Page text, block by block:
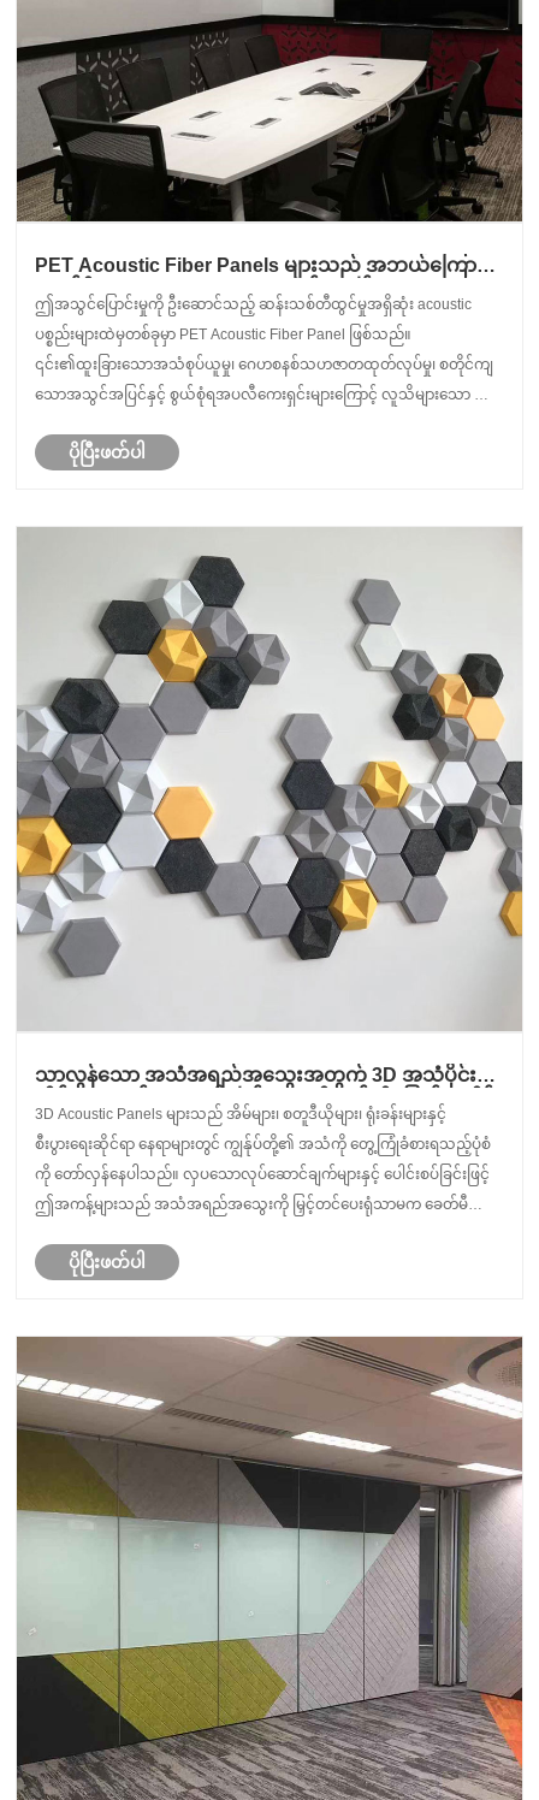
PET Acoustic Fiber Panels များသည် အဘယ်ကြောင့်
ခေတ်မီ Acoustic Design အတွက် စမတ်အကျဆုံး
ဖြေရှင်းချက်ဖြစ်လာသနည်း။
ဤအသွင်ပြောင်းမှုကို ဦးဆောင်သည့် ဆန်းသစ်တီထွင်မှုအရှိဆုံး acoustic
ပစ္စည်းများထဲမှတစ်ခုမှာ PET Acoustic Fiber Panel ဖြစ်သည်။
၎င်း၏ထူးခြားသောအသံစုပ်ယူမှု၊ ဂေဟစနစ်သဟဇာတထုတ်လုပ်မှု၊ စတိုင်ကျ
သောအသွင်အပြင်နှင့် စွယ်စုံရအပလီကေးရှင်းများကြောင့် လူသိများသော ဤ
ပိုပြီးဖတ်ပါ
သာလွန်သော အသံအရည်အသွေးအတွက် 3D အသံပိုင်း
ဆိုင်ရာ အကန့်များသည် သင့်နေရာကို မည်သို့ပြောင်းလဲနိုင်
မည်နည်း။
3D Acoustic Panels များသည် အိမ်များ၊ စတူဒီယိုများ၊ ရုံးခန်းများနှင့်
စီးပွားရေးဆိုင်ရာ နေရာများတွင် ကျွန်ုပ်တို့၏ အသံကို တွေ့ကြုံခံစားရသည့်ပုံစံ
ကို တော်လှန်နေပါသည်။ လှပသောလုပ်ဆောင်ချက်များနှင့် ပေါင်းစပ်ခြင်းဖြင့်
ဤအကန့်များသည် အသံအရည်အသွေးကို မြှင့်တင်ပေးရုံသာမက ခေတ်မီ
ပိုပြီးဖတ်ပါ